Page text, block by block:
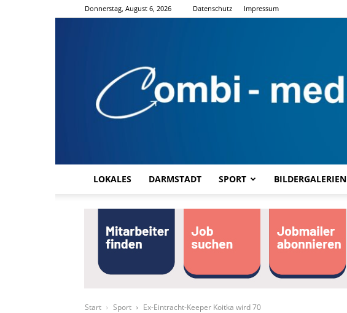
Donnerstag, August 6, 2026 Datenschutz Impressum
LOKALES DARMSTADT SPORT BILDERGALERIEN
Start Sport Ex-Eintracht-Keeper Koitka wird 70